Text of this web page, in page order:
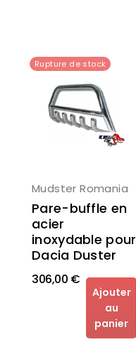
Rupture de stock
Mudster Romania
Pare-buffle en
acier
inoxydable pour
Dacia Duster
306,00 €
Ajouter
au
panier